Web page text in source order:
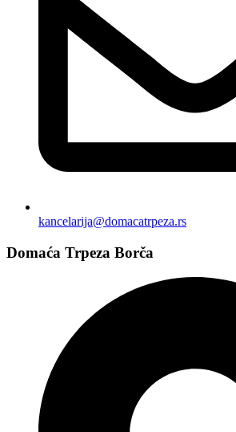
kancelarija@domacatrpeza.rs
Domaća Trpeza Borča